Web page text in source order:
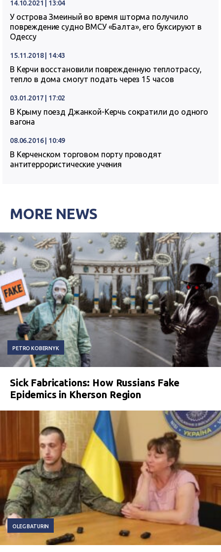
14.10.2021 | 13:04
У острова Змеиный во время шторма получило
повреждение судно ВМСУ «Балта», его буксируют в
Одессу
15.11.2018 | 14:43
В Керчи восстановили поврежденную теплотрассу,
тепло в дома смогут подать через 15 часов
03.01.2017 | 17:02
В Крыму поезд Джанкой-Керчь сократили до одного
вагона
08.06.2016 | 10:49
В Керченском торговом порту проводят
антитеррористические учения
MORE NEWS
PETRO KOBERNYK
Sick Fabrications: How Russians Fake
Epidemics in Kherson Region
OLEG BATURIN